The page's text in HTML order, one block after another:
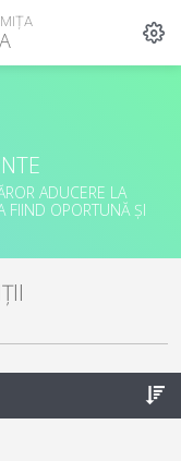
ADUCERE LA
FIIND OPORTUNĂ ȘI